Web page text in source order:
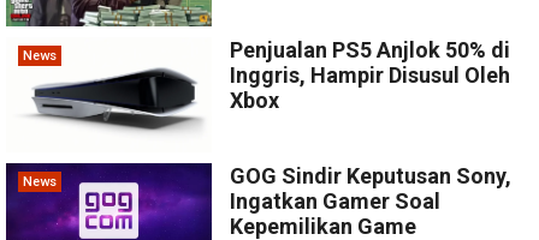
News
Penjualan PS5 Anjlok 50% di
Inggris, Hampir Disusul Oleh
Xbox
News
GOG Sindir Keputusan Sony,
Ingatkan Gamer Soal
Kepemilikan Game